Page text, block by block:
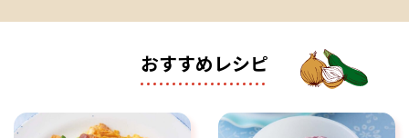
おすすめレシピ